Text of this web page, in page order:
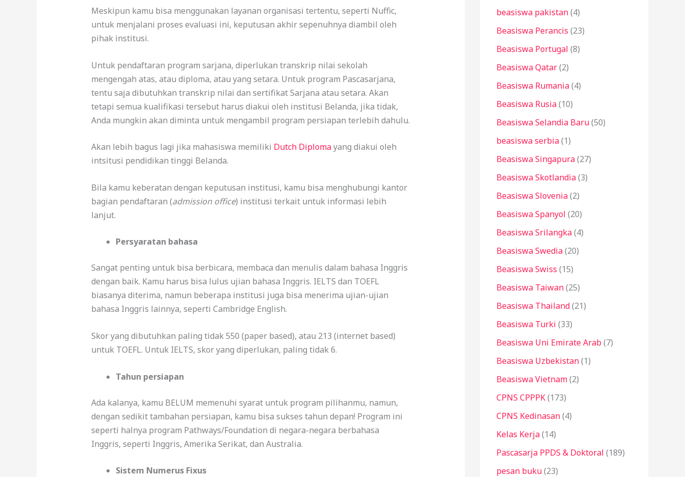
Meskipun kamu bisa menggunakan layanan organisasi tertentu, seperti Nuffic,
untuk menjalani proses evaluasi ini, keputusan akhir sepenuhnya diambil oleh
pihak institusi.
Untuk pendaftaran program sarjana, diperlukan transkrip nilai sekolah
mengengah atas, atau diploma, atau yang setara. Untuk program Pascasarjana,
tentu saja dibutuhkan transkrip nilai dan sertifikat Sarjana atau setara. Akan
tetapi semua kualifikasi tersebut harus diakui oleh institusi Belanda, jika tidak,
Anda mungkin akan diminta untuk mengambil program persiapan terlebih dahulu.
Akan lebih bagus lagi jika mahasiswa memiliki Dutch Diplomayang diakui oleh
intsitusi pendidikan tinggi Belanda.
Bila kamu keberatan dengan keputusan institusi, kamu bisa menghubungi kantor
bagian pendaftaran (admission office) institusi terkait untuk informasi lebih
lanjut.
Persyaratan bahasa
Sangat penting untuk bisa berbicara, membaca dan menulis dalam bahasa Inggris
dengan baik. Kamu harus bisa lulus ujian bahasa Inggris. IELTS dan TOEFL
biasanya diterima, namun beberapa institusi juga bisa menerima ujian-ujian
bahasa Inggris lainnya, seperti Cambridge English.
Skor yang dibutuhkan paling tidak 550 (paper based), atau 213 (internet based)
untuk TOEFL. Untuk IELTS, skor yang diperlukan, paling tidak 6.
Tahun persiapan
Ada kalanya, kamu BELUM memenuhi syarat untuk program pilihanmu, namun,
dengan sedikit tambahan persiapan, kamu bisa sukses tahun depan! Program ini
seperti halnya program Pathways/Foundation di negara-negara berbahasa
Inggris, seperti Inggris, Amerika Serikat, dan Australia.
Sistem Numerus Fixus
beasiswa pakistan(4)
Beasiswa Perancis (23)
Beasiswa Portugal (8)
Beasiswa Qatar(2)
Beasiswa Rumania(4)
Beasiswa Rusia(10)
Beasiswa Selandia Baru(50)
beasiswa serbia(1)
Beasiswa Singapura(27)
Beasiswa Skotlandia(3)
Beasiswa Slovenia(2)
Beasiswa Spanyol (20)
Beasiswa Srilangka(4)
Beasiswa Swedia(20)
Beasiswa Swiss (15)
Beasiswa Taiwan(25)
Beasiswa Thailand(21)
Beasiswa Turki (33)
Beasiswa Uni Emirate Arab(7)
Beasiswa Uzbekistan(1)
Beasiswa Vietnam(2)
CPNS CPPPK(173)
CPNS Kedinasan(4)
Kelas Kerja(14)
Pascasarja PPDS & Doktoral (189)
pesan buku(23)